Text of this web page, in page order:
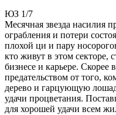
ЮЗ 1/7
Месячная звезда насилия
ограбления и потери
плохой ци и пару
кто живут в этом секторе,
бизнесе и карьере. Скорее
предательством от того,
дерево и гарцующую
удачи процветания.
для хорошей удачи всем